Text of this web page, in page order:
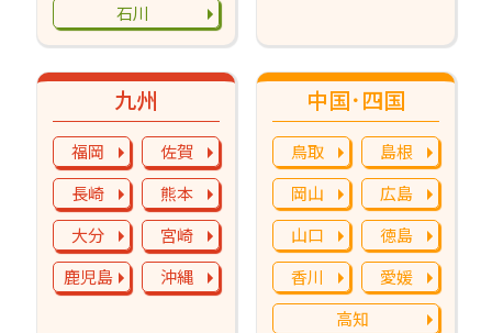
九州
福岡
佐賀
長崎
熊本
大分
宮崎
鹿児島
沖縄
中国･四国
鳥取
島根
岡山
広島
山口
徳島
香川
愛媛
高知
石川